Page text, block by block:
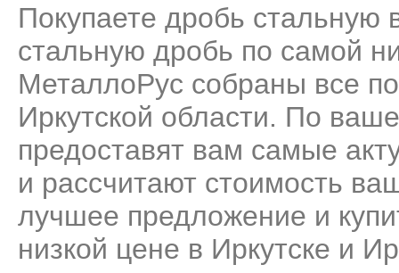
Покупаете дробь стальную
стальную дробь по самой
МеталлоРус собраны все
Иркутской области. По
предоставят вам самые
и рассчитают стоимость
лучшее предложение и
низкой цене в Иркутске и